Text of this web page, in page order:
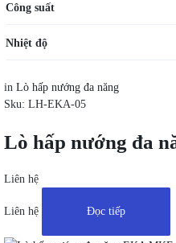
Công suất
Nhiệt độ
in Lò hấp nướng đa năng
Sku:LH-EKA-05
Lò hấp nướng đa
Liên hệ
Liên hệ Đọc tiếp